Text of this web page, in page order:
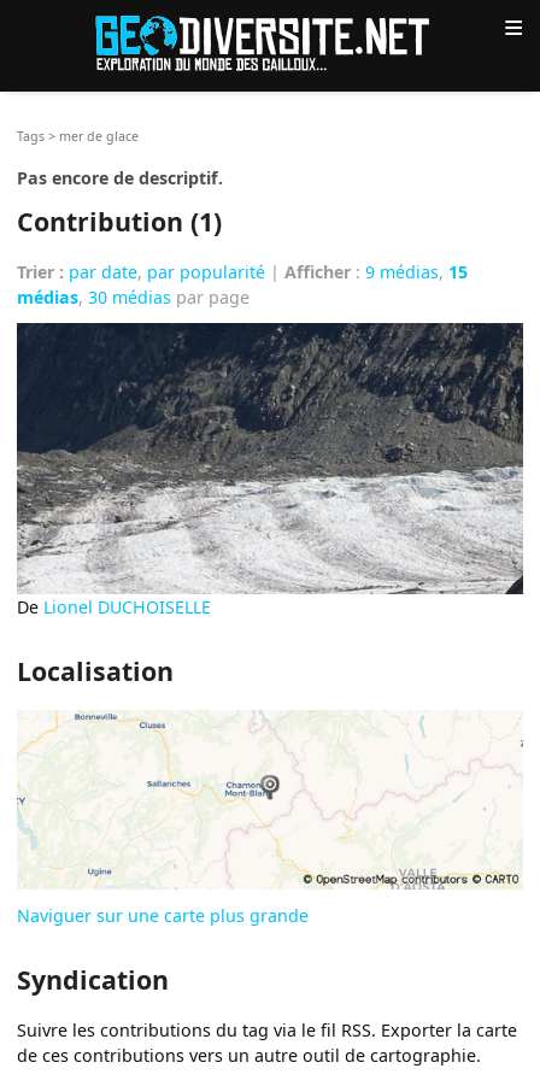
≡
Tags > mer de glace
Pas encore de descriptif.
Contribution (1)
Trier : par date, par popularité |Afficher :9 médias, 15
médias,30 médias par page
De Lionel DUCHOISELLE
Localisation
Naviguer sur une carte plus grande
Syndication
Suivre les contributions du tag via le fil RSS. Exporter la carte
de ces contributions vers un autre outil de cartographie.